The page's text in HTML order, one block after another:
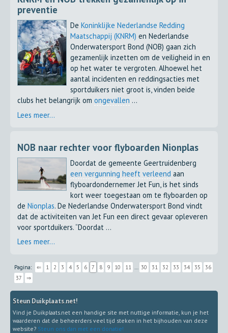
preventie
DeKoninklijke Nederlandse Redding
Maatschappij (KNRM) en Nederlandse
Onderwatersport Bond (NOB) gaan zich
gezamenlijk inzetten om de veiligheid in en
op het water te vergroten. Alhoewel het
aantal incidenten en reddingsacties met
sportduikers niet groot is, vinden beide
clubs het belangrijk omongevallen ...
Lees meer...
NOB naar rechter voor flyboarden Nionplas
Doordat de gemeente Geertruidenberg
een vergunning heeft verleend aan
flyboardondernemer Jet Fun, is het sinds
kort weer toegestaan om te flyboarden op
deNionplas. De Nederlandse Onderwatersport Bond vindt
dat de activiteiten van Jet Fun een direct gevaar opleveren
voor sportduikers. “Doordat ...
Lees meer...
Pagina: ⇐ 1 2 3 4 5 6 7 8 9 10 11 … 30 31 32 33 34 35
36
37
⇒
Steun Duikplaats.net!
Vind je Duikplaats.net een handige site met nuttige informatie, kun je het
waarderen dat de beheerders veel tijd steken in het bijhouden van deze
website? Steun ons dan met een donatie!